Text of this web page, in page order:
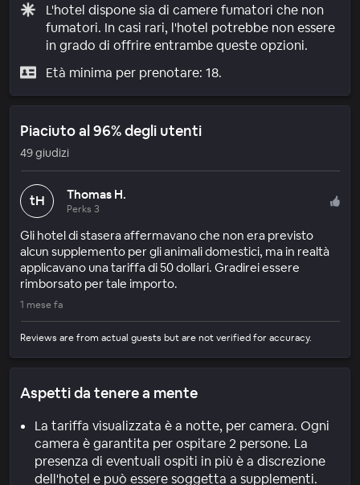
L'hotel dispone sia di camere fumatori che non
fumatori. In casi rari, l'hotel potrebbe non essere
in grado di offrire entrambe queste opzioni.
Età minima per prenotare: 18.
Piaciuto al 96% degli utenti
49 giudizi
tH Thomas H.
Perks 3
Gli hotel di stasera affermavano che non era previsto
alcun supplemento per gli animali domestici, ma in realtà
applicavano una tariffa di 50 dollari. Gradirei essere
rimborsato per tale importo.
1 mese fa
Reviews are from actual guests but are not verified for accuracy.
Aspetti da tenere a mente
La tariffa visualizzata è a notte, per camera. Ogni
camera è garantita per ospitare 2 persone. La
presenza di eventuali ospiti in più è a discrezione
dell'hotel e può essere soggetta a supplementi.